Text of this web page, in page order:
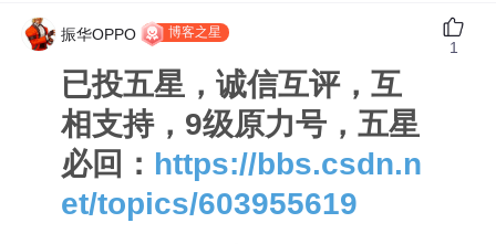
振华OPPO 博客之星
已投五星，诚信互评，互
相支持，9级原力号，五星
必回： https://bbs.csdn.n
et/topics/603955619
1